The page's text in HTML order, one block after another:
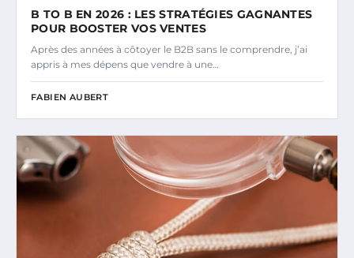
B TO B EN 2026 : LES STRATÉGIES GAGNANTES
POUR BOOSTER VOS VENTES
Après des années à côtoyer le B2B sans le comprendre, j’ai
appris à mes dépens que vendre à une…
FABIEN AUBERT